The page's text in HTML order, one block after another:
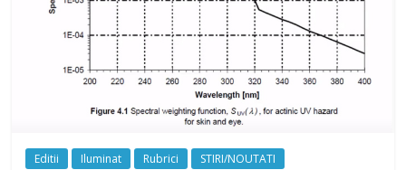
Editii Iluminat Rubrici STIRI/NOUTATI